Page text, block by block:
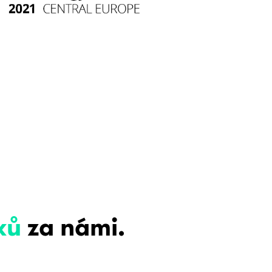
za námi.